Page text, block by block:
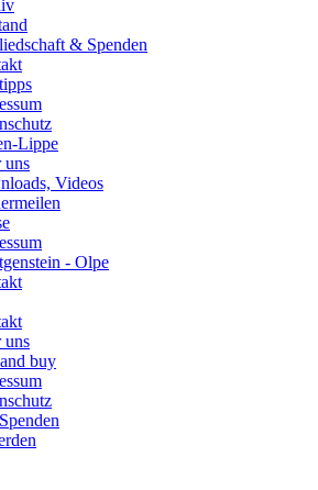
& Spenden
Lippe
uns
Videos
- Olpe
uns
buy